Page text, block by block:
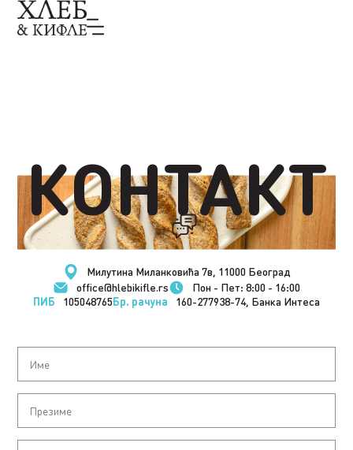
КОНТАКТ
Милутина Миланковића 7в, 11000 Београд
office@hlebikifle.rs
Пон - Пет: 8:00 - 16:00
ПИБ
105048765Бр. рачуна 160-277938-74, Банка Интеса